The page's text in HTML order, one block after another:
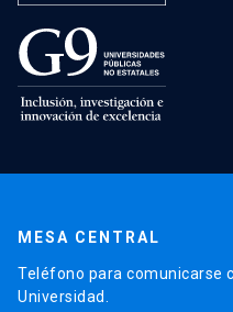
MESA CENTRAL
Teléfono para comunicarse
Universidad.